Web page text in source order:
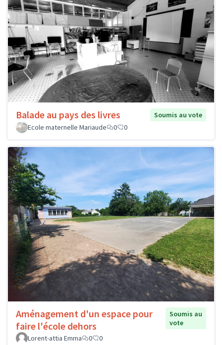
Balade au pays des livres
Soumis au vote
Ecole maternelle Mariaude
0 0
Aménagement d'un espace pour
faire l'école dehors
Soumis au
vote
Lorent-attia Emma
0 0